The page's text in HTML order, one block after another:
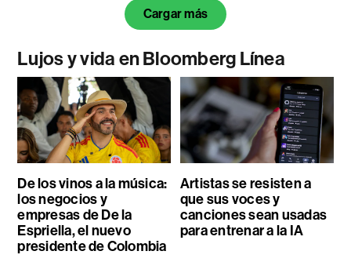
Cargar más
Lujos y vida en Bloomberg Línea
De los vinos a la música:
los negocios y
empresas de De la
Espriella, el nuevo
presidente de Colombia
Artistas se resisten a
que sus voces y
canciones sean usadas
para entrenar a la IA